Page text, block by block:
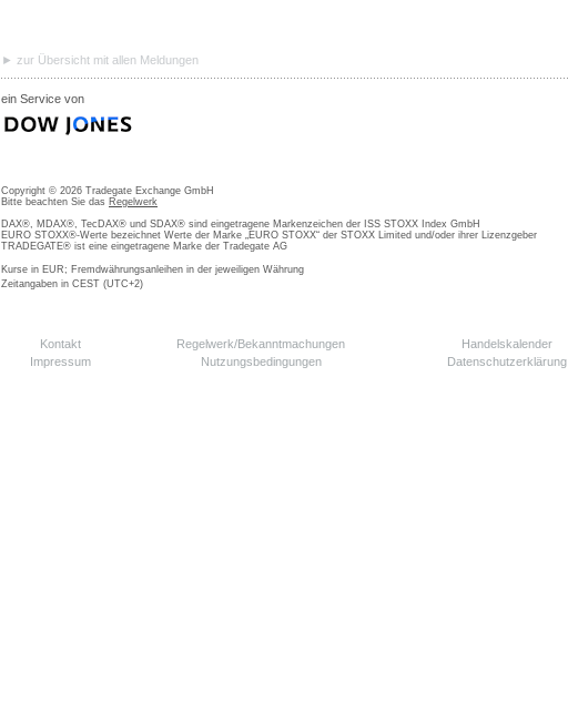
zur Übersicht mit allen Meldungen
ein Service von
Copyright © 2026 Tradegate Exchange GmbH
Bitte beachten Sie das Regelwerk
DAX®, MDAX®, TecDAX® und SDAX® sind eingetragene Markenzeichen der ISS STOXX Index GmbH
EURO STOXX®-Werte bezeichnet Werte der Marke „EURO STOXX“ der STOXX Limited und/oder ihrer Lizenzgeber
TRADEGATE® ist eine eingetragene Marke der Tradegate AG
Kurse in EUR; Fremdwährungsanleihen in der jeweiligen Währung
Zeitangaben in CEST (UTC+2)
Kontakt Regelwerk/Bekanntmachungen
Handelskalender
Impressum
Nutzungsbedingungen Datenschutzerklärung